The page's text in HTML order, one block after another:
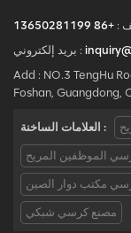
:
+86 13650281199
بريد إلكتروني :
Add : NO.3 TengHu
Foshan, Guangdong,
العلامات الساخنة :
الموظفين المريح
مكتب دوار الصين
مصنع كرسي شبكي